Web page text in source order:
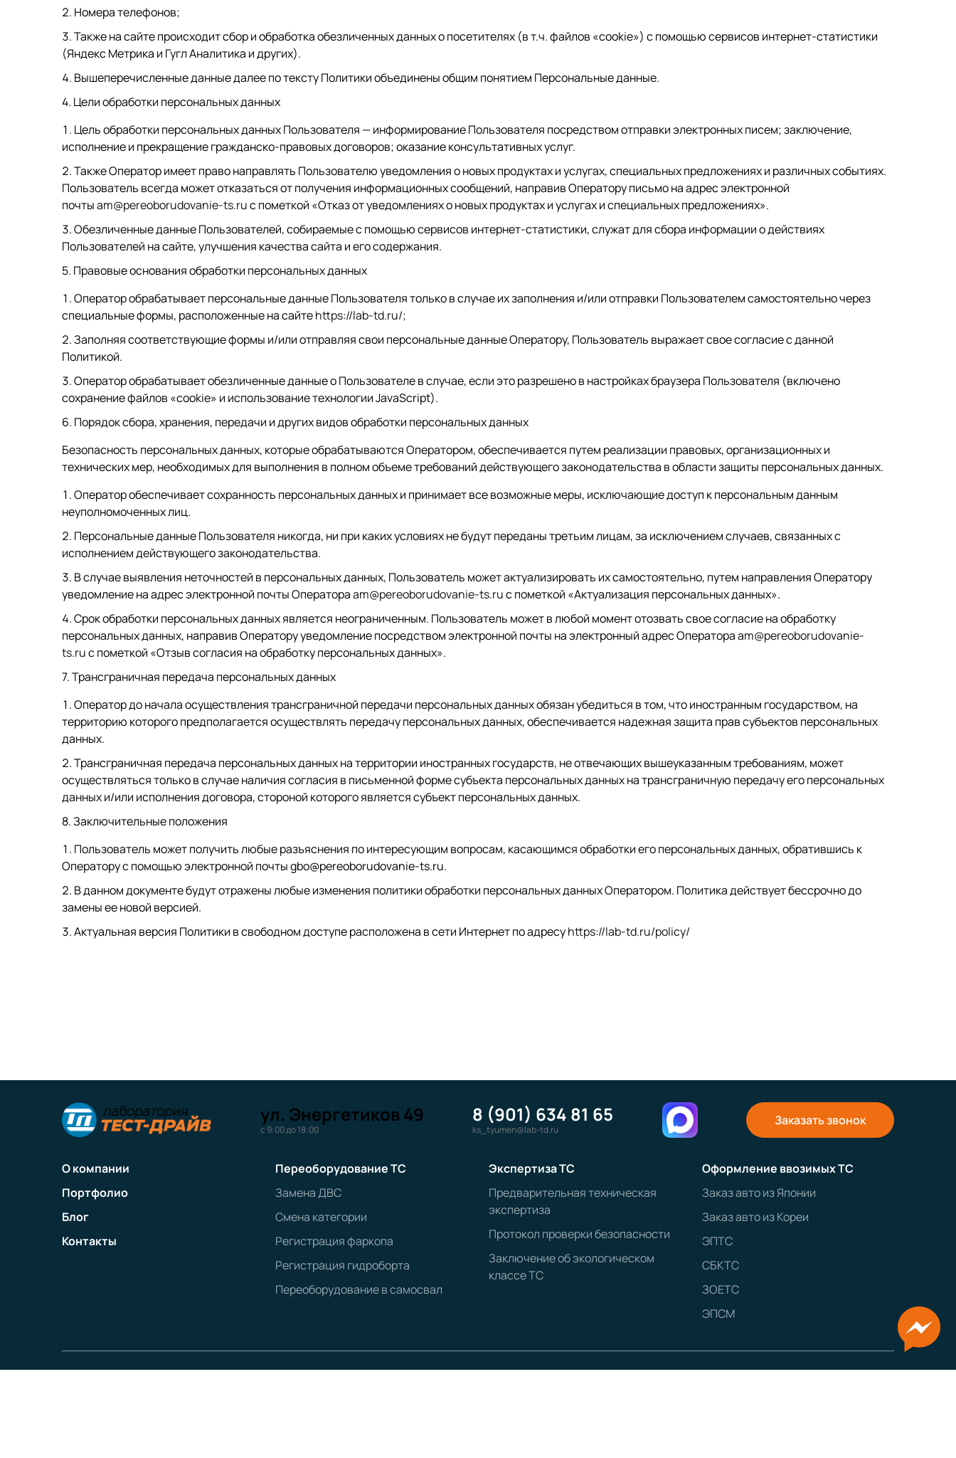
Номера телефонов;
Также на сайте происходит сбор и обработка обезличенных данных о посетителях (в т.ч. файлов «cookie») с помощью сервисов интернет-статистики
(Яндекс Метрика и Гугл Аналитика и других).
Вышеперечисленные данные далее по тексту Политики объединены общим понятием Персональные данные.
4. Цели обработки персональных данных
Цель обработки персональных данных Пользователя — информирование Пользователя посредством отправки электронных писем; заключение,
исполнение и прекращение гражданско-правовых договоров; оказание консультативных услуг.
Также Оператор имеет право направлять Пользователю уведомления о новых продуктах и услугах, специальных предложениях и различных событиях.
Пользователь всегда может отказаться от получения информационных сообщений, направив Оператору письмо на адрес электронной
почтыam@pereoborudovanie-ts.ruс пометкой «Отказ от уведомлениях о новых продуктах и услугах и специальных предложениях».
Обезличенные данные Пользователей, собираемые с помощью сервисов интернет-статистики, служат для сбора информации о действиях
Пользователей на сайте, улучшения качества сайта и его содержания.
5. Правовые основания обработки персональных данных
Оператор обрабатывает персональные данные Пользователя только в случае их заполнения и/или отправки Пользователем самостоятельно через
специальные формы, расположенные на сайтеhttps://lab-td.ru/;
Заполняя соответствующие формы и/или отправляя свои персональные данные Оператору, Пользователь выражает свое согласие с данной
Политикой.
Оператор обрабатывает обезличенные данные о Пользователе в случае, если это разрешено в настройках браузера Пользователя (включено
сохранение файлов «cookie» и использование технологии JavaScript).
6. Порядок сбора, хранения, передачи и других видов обработки персональных данных
Безопасность персональных данных, которые обрабатываются Оператором, обеспечивается путем реализации правовых, организационных и
технических мер, необходимых для выполнения в полном объеме требований действующего законодательства в области защиты персональных данных.
Оператор обеспечивает сохранность персональных данных и принимает все возможные меры, исключающие доступ к персональным данным
неуполномоченных лиц.
Персональные данные Пользователя никогда, ни при каких условиях не будут переданы третьим лицам, за исключением случаев, связанных с
исполнением действующего законодательства.
В случае выявления неточностей в персональных данных, Пользователь может актуализировать их самостоятельно, путем направления Оператору
уведомление на адрес электронной почты Оператораam@pereoborudovanie-ts.ruс пометкой «Актуализация персональных данных».
Срок обработки персональных данных является неограниченным. Пользователь может в любой момент отозвать свое согласие на обработку
персональных данных, направив Оператору уведомление посредством электронной почты на электронный адрес Оператора am@pereoborudovanie-
ts.ruс пометкой «Отзыв согласия на обработку персональных данных».
7. Трансграничная передача персональных данных
Оператор до начала осуществления трансграничной передачи персональных данных обязан убедиться в том, что иностранным государством, на
территорию которого предполагается осуществлять передачу персональных данных, обеспечивается надежная защита прав субъектов персональных
данных.
Трансграничная передача персональных данных на территории иностранных государств, не отвечающих вышеуказанным требованиям, может
осуществляться только в случае наличия согласия в письменной форме субъекта персональных данных на трансграничную передачу его персональных
данных и/или исполнения договора, стороной которого является субъект персональных данных.
8. Заключительные положения
Пользователь может получить любые разъяснения по интересующим вопросам, касающимся обработки его персональных данных, обратившись к
Оператору с помощью электронной почты gbo@pereoborudovanie-ts.ru.
В данном документе будут отражены любые изменения политики обработки персональных данных Оператором. Политика действует бессрочно до
замены ее новой версией.
Актуальная версия Политики в свободном доступе расположена в сети Интернет по адресуhttps://lab-td.ru/policy/
ул. Энергетиков 49
с 9:00 до 18:00
8 (901) 634 81 65
ks_tyumen@lab-td.ru
Заказать звонок
О компании
Портфолио
Блог
Контакты
Переоборудование ТС
Замена ДВС
Смена категории
Регистрация фаркопа
Регистрация гидроборта
Переоборудование в самосвал
Экспертиза ТС
Предварительная техническая
экспертиза
Протокол проверки безопасности
Заключение об экологическом
классе ТС
Оформление ввозимых ТС
Заказ авто из Японии
Заказ авто из Кореи
ЭПТС
СБКТС
ЗОЕТС
ЭПСМ